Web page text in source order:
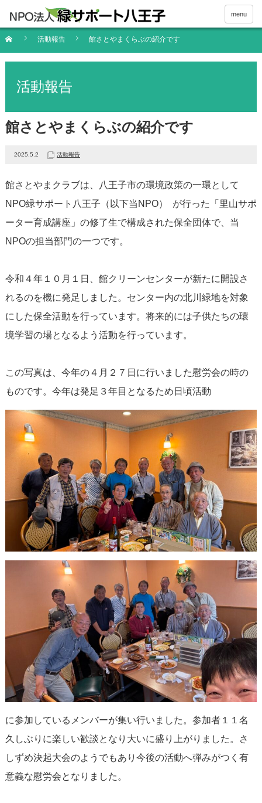
menu
活動報告 館さとやまくらぶの紹介です
活動報告
館さとやまくらぶの紹介です
2025.5.2 活動報告
館さとやまクラブは、八王子市の環境政策の一環として
NPO緑サポート八王子（以下当NPO） が行った「里山サポ
ーター育成講座」の修了生で構成された保全団体で、当
NPOの担当部門の一つです。
令和４年１０月１日、館クリーンセンターが新たに開設さ
れるのを機に発足しました。センター内の北川緑地を対象
にした保全活動を行っています。将来的には子供たちの環
境学習の場となるよう活動を行っています。
この写真は、今年の４月２７日に行いました慰労会の時の
ものです。今年は発足３年目となるため日頃活動
に参加しているメンバーが集い行いました。参加者１１名
久しぶりに楽しい歓談となり大いに盛り上がりました。さ
しずめ決起大会のようでもあり今後の活動へ弾みがつく有
意義な慰労会となりました。